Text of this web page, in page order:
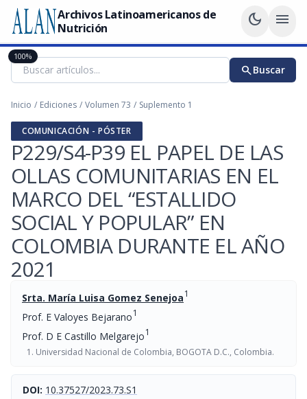
Archivos Latinoamericanos de
Nutrición
dark_mode menu
searchBuscar
Inicio / Ediciones / Volumen 73 / Suplemento 1
COMUNICACIÓN - PÓSTER
P229/S4-P39 EL PAPEL DE LAS
OLLAS COMUNITARIAS EN EL
MARCO DEL “ESTALLIDO
SOCIAL Y POPULAR” EN
COLOMBIA DURANTE EL AÑO
2021
Srta. María Luisa Gomez Senejoa1
Prof. E Valoyes Bejarano1
Prof. D E Castillo Melgarejo1
Universidad Nacional de Colombia, BOGOTA D.C., Colombia.
DOI: 10.37527/2023.73.S1
100%